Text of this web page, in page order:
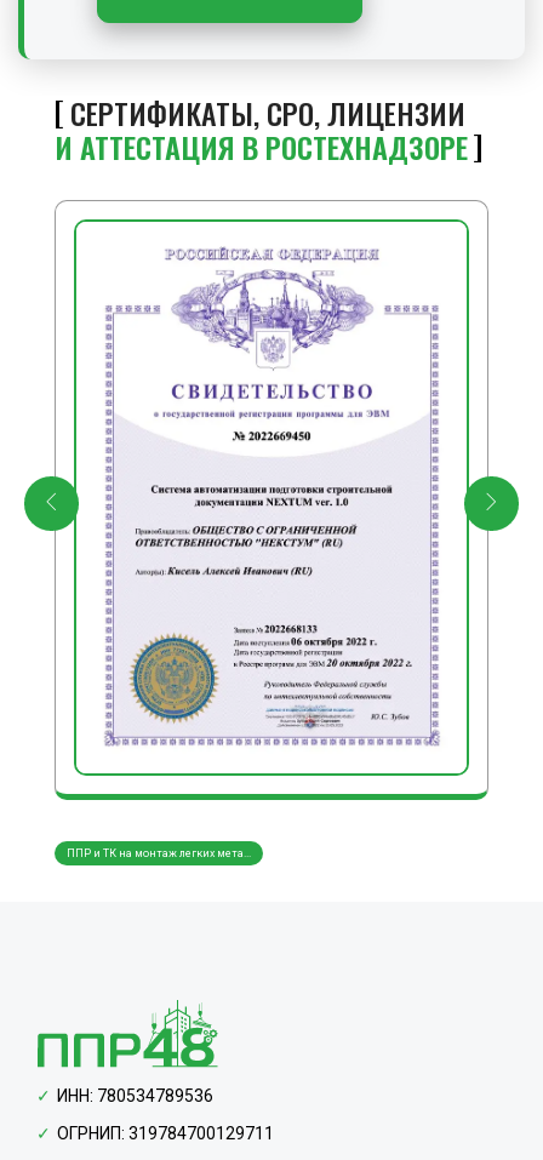
СЕРТИФИКАТЫ, СРО, ЛИЦЕНЗИИ
И АТТЕСТАЦИЯ В РОСТЕХНАДЗОРЕ
ППР и ТК на монтаж легких мета...
ППР и ТК на монтаж трубопровод...
ИНН: 780534789536
ОГРНИП: 319784700129711